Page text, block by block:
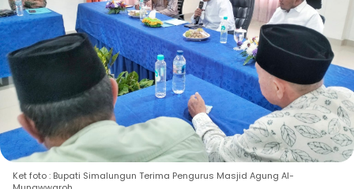
Ket foto : Bupati Simalungun Terima Pengurus Masjid Agung Al-